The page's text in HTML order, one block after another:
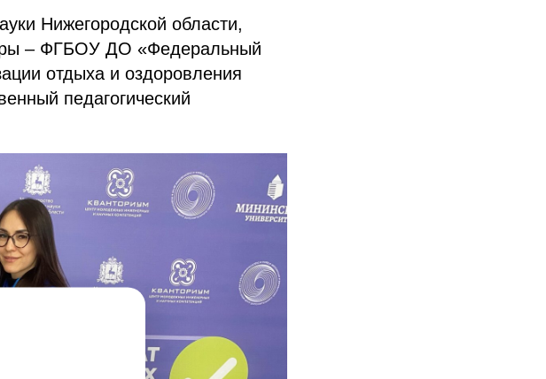
Нижегородской области,
– ФГБОУ ДО «Федеральный
отдыха и оздоровления
педагогический